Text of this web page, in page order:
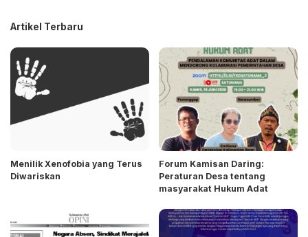
Artikel Terbaru
Menilik Xenofobia yang Terus
Diwariskan
Forum Kamisan Daring:
Peraturan Desa tentang
masyarakat Hukum Adat